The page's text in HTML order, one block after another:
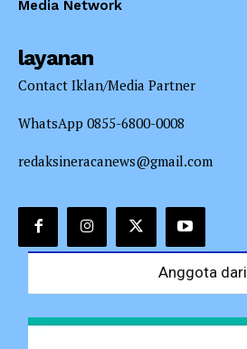
Media Network
layanan
Contact Iklan/Media Partner
WhatsApp 0855-6800-0008
redaksineracanews@gmail.com
Anggota dari